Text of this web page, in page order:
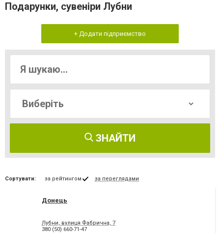
Подарунки, сувеніри Лубни
+ Додати підприємство
ЗНАЙТИ
Сортувати: за рейтингом за переглядами
Донець
Лубни, вулиця Фабрична, 7
380 (50) 660-71-47